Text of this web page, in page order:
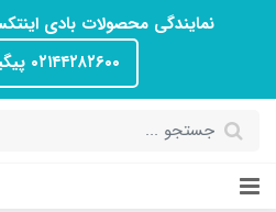
نمایندگی محصولات بادی
۰۲۱۴۴۲۸۲۶۰۰ پیگیری سفارش